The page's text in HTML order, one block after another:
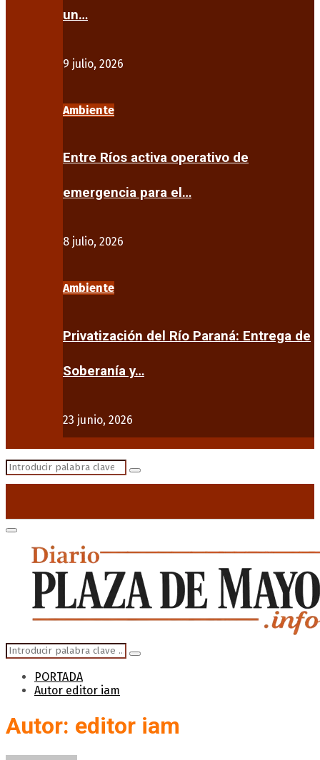
un…
9 julio, 2026
Ambiente
Entre Ríos activa operativo de
emergencia para el…
8 julio, 2026
Ambiente
Privatización del Río Paraná: Entrega de
Soberanía y…
23 junio, 2026
Search
Search
Primary
Menu
Search
for:
Search
PORTADA
Autor editor iam
Autor: editor iam